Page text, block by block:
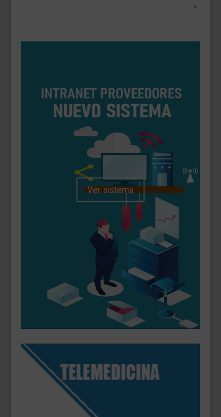
»
Ver sistema